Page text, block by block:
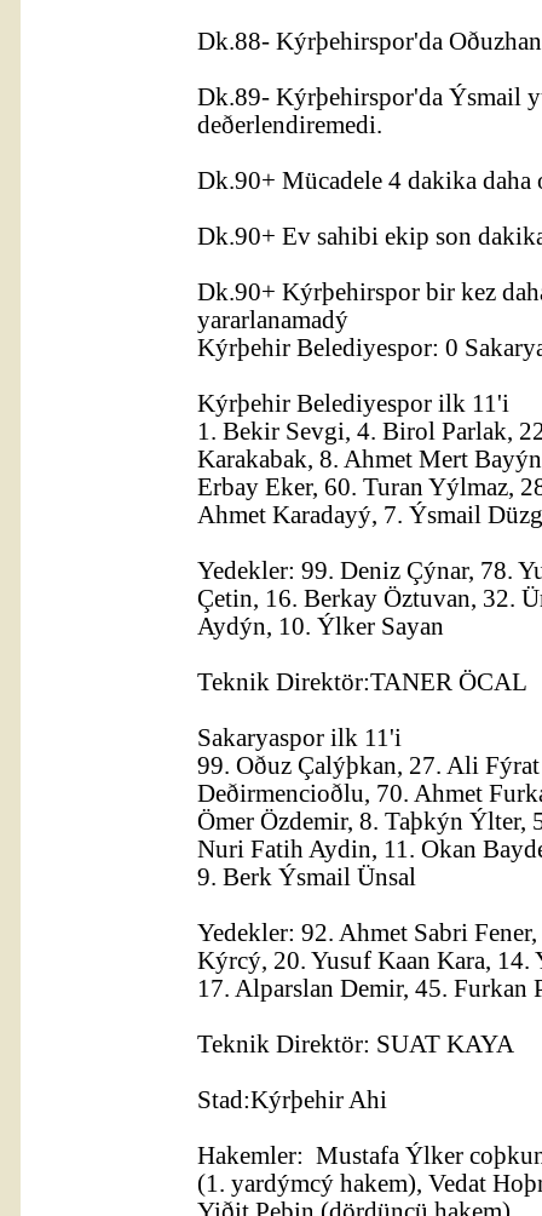
Dk.88- Kýrþehirspor'da
Dk.89- Kýrþehirspor'da Ýsmail
deðerlendiremedi.
Dk.90+ Mücadele 4 dakika daha
Dk.90+ Ev sahibi ekip son
Dk.90+ Kýrþehirspor bir kez
yararlanamadý
Kýrþehir Belediyespor: 0
Kýrþehir Belediyespor ilk 11'i
1. Bekir Sevgi, 4. Birol Parlak,
Karakabak, 8. Ahmet Mert
Erbay Eker, 60. Turan Yýlmaz,
Ahmet Karadayý, 7. Ýsmail
Yedekler: 99. Deniz Çýnar, 78.
Çetin, 16. Berkay Öztuvan, 32.
Aydýn, 10. Ýlker Sayan
Teknik Direktör:TANER ÖCAL
Sakaryaspor ilk 11'i
99. Oðuz Çalýþkan, 27. Ali
Deðirmencioðlu, 70. Ahmet
Ömer Özdemir, 8. Taþkýn Ýlter,
Nuri Fatih Aydin, 11. Okan
9. Berk Ýsmail Ünsal
Yedekler: 92. Ahmet Sabri
Kýrcý, 20. Yusuf Kaan Kara, 14.
17. Alparslan Demir, 45. Furkan
Teknik Direktör: SUAT KAYA
Stad:Kýrþehir Ahi
Hakemler: Mustafa Ýlker
(1. yardýmcý hakem), Vedat